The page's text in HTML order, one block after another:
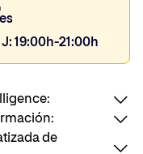
19:00h-21:00h
de